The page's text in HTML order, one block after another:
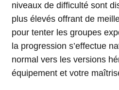
niveaux de difficulté sont
plus élevés offrant de
pour tenter les groupes
la progression s’effectue
normal vers les versions
équipement et votre